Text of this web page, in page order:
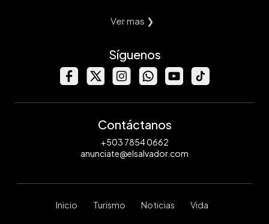
Ver mas ❯
Síguenos
Contáctanos
+503 7854 0662
anunciate@elsalvador.com
Inicio Turismo Noticias Vida